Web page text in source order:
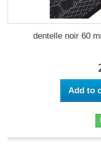
dentelle noir 60
Add to